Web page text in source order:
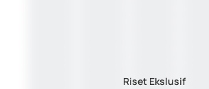
Riset Ekslusif